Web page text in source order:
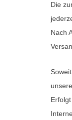
Die
Nach